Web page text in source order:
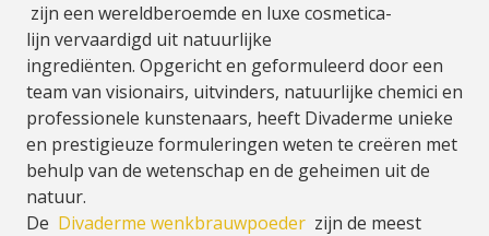
zijn een wereldberoemde en luxe cosmetica-
lijn vervaardigd uit natuurlijke
ingrediënten. Opgericht en geformuleerd door een
team van visionairs, uitvinders, natuurlijke chemici en
professionele kunstenaars, heeft Divaderme unieke
en prestigieuze formuleringen weten te creëren met
behulp van de wetenschap en de geheimen uit de
natuur.
De Divaderme wenkbrauwpoeder zijn de meest